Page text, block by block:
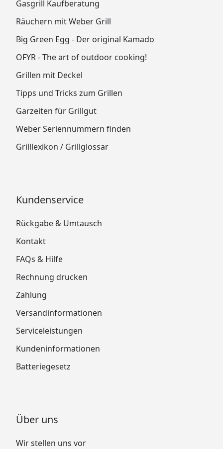
Gasgrill Kaufberatung
Räuchern mit Weber Grill
Big Green Egg - Der original Kamado
OFYR - The art of outdoor cooking!
Grillen mit Deckel
Tipps und Tricks zum Grillen
Garzeiten für Grillgut
Weber Seriennummern finden
Grilllexikon / Grillglossar
Kundenservice
Rückgabe & Umtausch
Kontakt
FAQs & Hilfe
Rechnung drucken
Zahlung
Versandinformationen
Serviceleistungen
Kundeninformationen
Batteriegesetz
Über uns
Wir stellen uns vor